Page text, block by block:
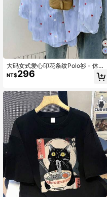
大码女式爱心印花条纹Polo衫 - 休闲
长袖衬衫，适合日常穿着，春夏秋季
假日皆宜
NT$296